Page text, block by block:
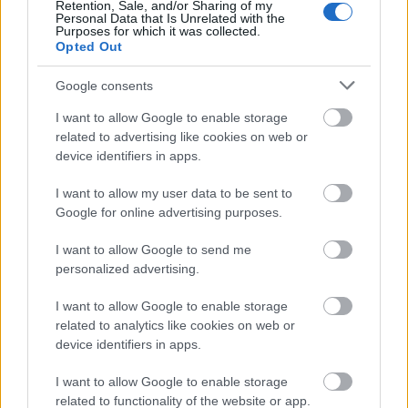
Retention, Sale, and/or Sharing of my
Personal Data that Is Unrelated with the
Purposes for which it was collected.
Opted Out
Google consents
I want to allow Google to enable storage
related to advertising like cookies on web or
device identifiers in apps.
I want to allow my user data to be sent to
Google for online advertising purposes.
I want to allow Google to send me
personalized advertising.
I want to allow Google to enable storage
related to analytics like cookies on web or
device identifiers in apps.
I want to allow Google to enable storage
related to functionality of the website or app.
nem volt üres, sikerre volt éhes, de azt nem keverte
össze a tapsrendező foglalatosságával, aki a
hatáspontot keresi mindenben
megjavulok én” – refrénű slágerének hallgatása
közben mindenki „pontosan megértette, hogy róluk
van szó: s a reményről, hogy a Király nem hazudik, nem
csak művészkedik, nem csak pénzt keres és
élményfürdőt kínál, hanem – ha tetszik, ha nem – az
mindannyiunknak) égető szükségü(n)k van
” – fűzi
hozzá.